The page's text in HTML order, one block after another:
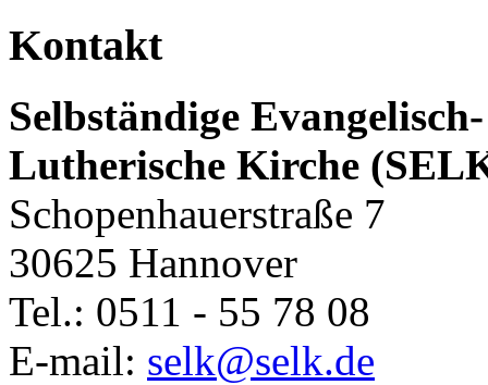
Kontakt
Selbständige Evangelisch-
Lutherische Kirche
Schopenhauerstraße 7
30625 Hannover
Tel.: 0511 - 55 78 08
E-mail: selk@selk.de